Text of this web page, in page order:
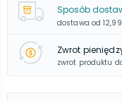
Sposób
dostawa od
Zwrot
zwrot produktu